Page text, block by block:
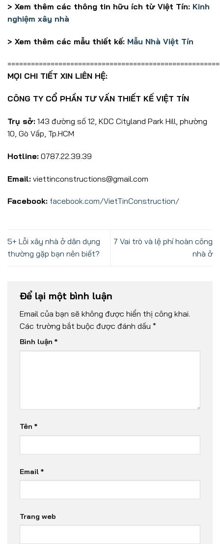
> Xem thêm các thông tin hữu ích từ Việt Tín: Kinh
nghiệm xây nhà
> Xem thêm các mẫu thiết kế: Mẫu Nhà Việt Tín
======================================================
MỌI CHI TIẾT XIN LIÊN HỆ:
CÔNG TY CỔ PHẦN TƯ VẤN THIẾT KẾ VIỆT TÍN
Trụ sở: 143 đường số 12, KDC Cityland Park Hill, phường
10, Gò Vấp, Tp.HCM
Hotline: 0787.22.39.39
Email: viettinconstructions@gmail.com
Facebook: facebook.com/VietTinConstruction/
5+ Lỗi xây nhà ở dân dụng
thường gặp bạn nên biết?
7 Vai trò và lệ phí hoàn công
nhà ở
Để lại một bình luận
Email của bạn sẽ không được hiển thị công khai.
Các trường bắt buộc được đánh dấu *
Bình luận *
Tên *
Email *
Trang web